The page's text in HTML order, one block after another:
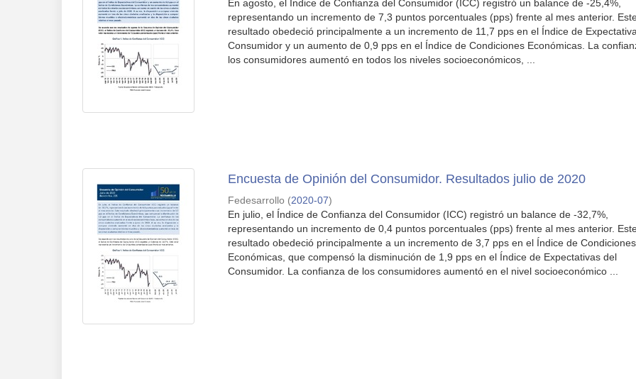
En agosto, el Índice de Confianza del Consumidor (ICC) registró un balance de -25,4%,
representando un incremento de 7,3 puntos porcentuales (pps) frente al mes anterior.
resultado obedeció principalmente a un incremento de 11,7 pps en el Índice de
Consumidor y un aumento de 0,9 pps en el Índice de Condiciones Económicas. La
los consumidores aumentó en todos los niveles socioeconómicos, ...
Encuesta de Opinión del Consumidor. Resultados julio de 2020
Fedesarrollo (2020-07)
En julio, el Índice de Confianza del Consumidor (ICC) registró un balance de -32,7%,
representando un incremento de 0,4 puntos porcentuales (pps) frente al mes anterior.
resultado obedeció principalmente a un incremento de 3,7 pps en el Índice de Condiciones
Económicas, que compensó la disminución de 1,9 pps en el Índice de Expectativas del
Consumidor. La confianza de los consumidores aumentó en el nivel socioeconómico ...